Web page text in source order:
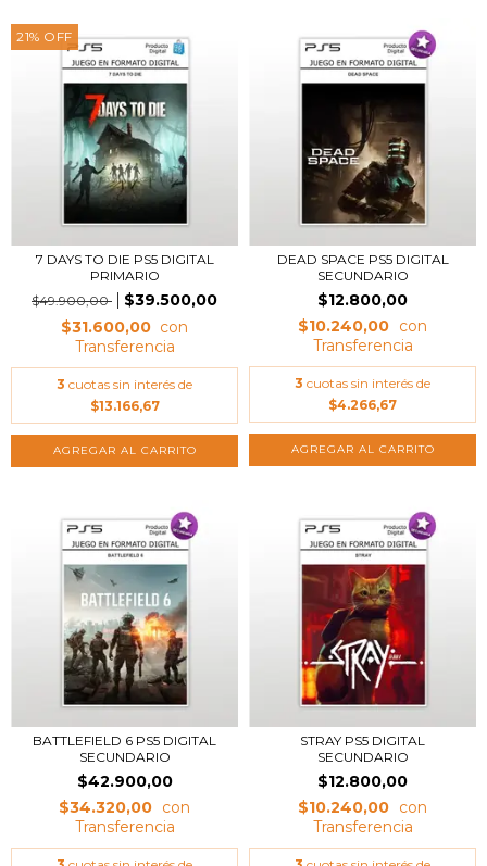
21% OFF
7 DAYS TO DIE PS5 DIGITAL
PRIMARIO
$49.900,00
$39.500,00
$31.600,00
3 cuotas sin interés de
$13.166,67
DEAD SPACE PS5 DIGITAL
SECUNDARIO
$12.800,00
$10.240,00
3 cuotas sin interés de
$4.266,67
BATTLEFIELD 6 PS5 DIGITAL
SECUNDARIO
$42.900,00
$34.320,00
STRAY PS5 DIGITAL
SECUNDARIO
$12.800,00
$10.240,00